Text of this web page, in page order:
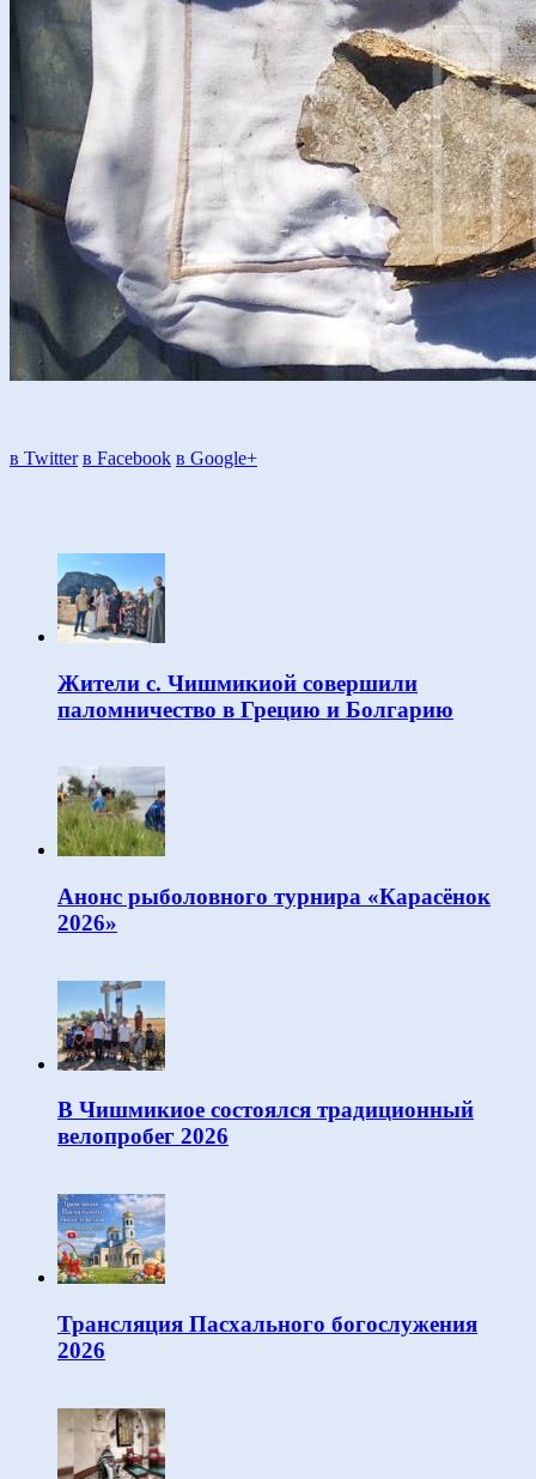
в Twitter в Facebook в Google+
Жители с. Чишмикиой совершили
паломничество в Грецию и Болгарию
Анонс рыболовного турнира «Карасёнок
2026»
В Чишмикиое состоялся традиционный
велопробег 2026
Трансляция Пасхального богослужения
2026